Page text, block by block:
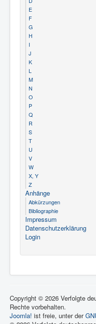
E
F
G
H
I
J
K
L
M
N
O
P
Q
R
S
T
U
V
W
X, Y
Z
Anhänge
Abkürzungen
Bibliographie
Impressum
Datenschutzerklärung
Login
Copyright © 2026 Verfolgte
Rechte vorbehalten.
Joomla! ist freie, unter der